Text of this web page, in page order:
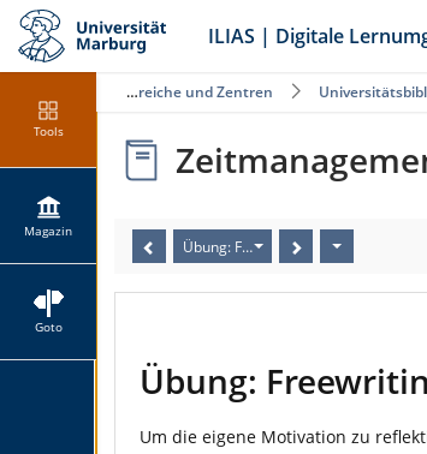
ILIAS | Digitale
Tools
Magazin
Goto
Öffentliche Angebote der Fachbereiche und Zentren
Übung: Freewriting
Übung:
Um die eigene Motivation zu